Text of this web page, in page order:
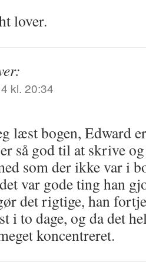
lover.
kl. 20:34
læst bogen, Edward
så god til at skrive
som der ikke var i
var gode ting han
det rigtige, han
i to dage, og da det
koncentreret.